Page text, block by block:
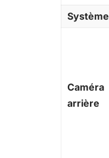
Système
Caméra
arrière